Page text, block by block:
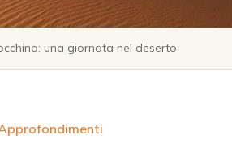
una giornata nel deserto